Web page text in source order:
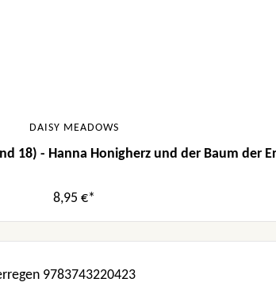
DAISY MEADOWS
18) - Hanna Honigherz und der Baum der
8,95 €*